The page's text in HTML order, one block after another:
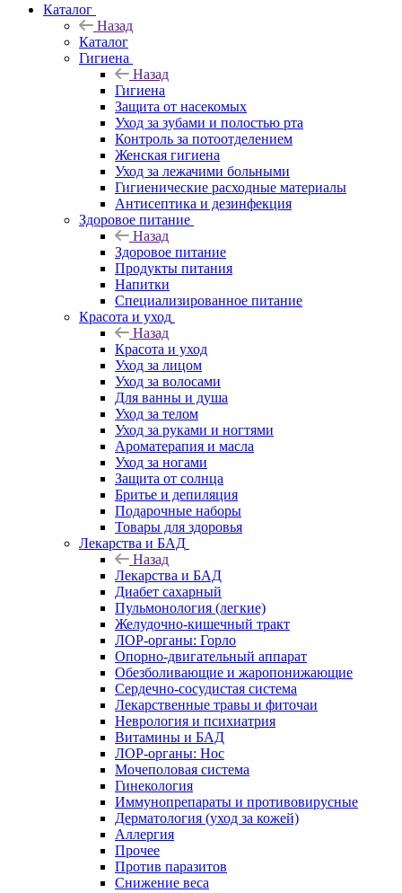
Каталог
Назад
Каталог
Гигиена
Назад
Гигиена
Защита от насекомых
Уход за зубами и полостью рта
Контроль за потоотделением
Женская гигиена
Уход за лежачими больными
Гигиенические расходные материалы
Антисептика и дезинфекция
Здоровое питание
Назад
Здоровое питание
Продукты питания
Напитки
Специализированное питание
Красота и уход
Назад
Красота и уход
Уход за лицом
Уход за волосами
Для ванны и душа
Уход за телом
Уход за руками и ногтями
Ароматерапия и масла
Уход за ногами
Защита от солнца
Бритье и депиляция
Подарочные наборы
Товары для здоровья
Лекарства и БАД
Назад
Лекарства и БАД
Диабет сахарный
Пульмонология (легкие)
Желудочно-кишечный тракт
ЛОР-органы: Горло
Опорно-двигательный аппарат
Обезболивающие и жаропонижающие
Сердечно-сосудистая система
Лекарственные травы и фиточаи
Неврология и психиатрия
Витамины и БАД
ЛОР-органы: Нос
Мочеполовая система
Гинекология
Иммунопрепараты и противовирусные
Дерматология (уход за кожей)
Аллергия
Прочее
Против паразитов
Снижение веса